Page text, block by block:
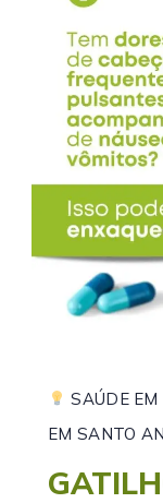
SAÚDE EM
EM SANTO